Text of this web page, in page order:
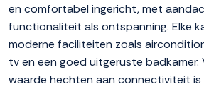
en comfortabel ingericht, met
functionaliteit als ontspanning. Elke
moderne faciliteiten zoals
tv en een goed uitgeruste badkamer.
waarde hechten aan connectiviteit is